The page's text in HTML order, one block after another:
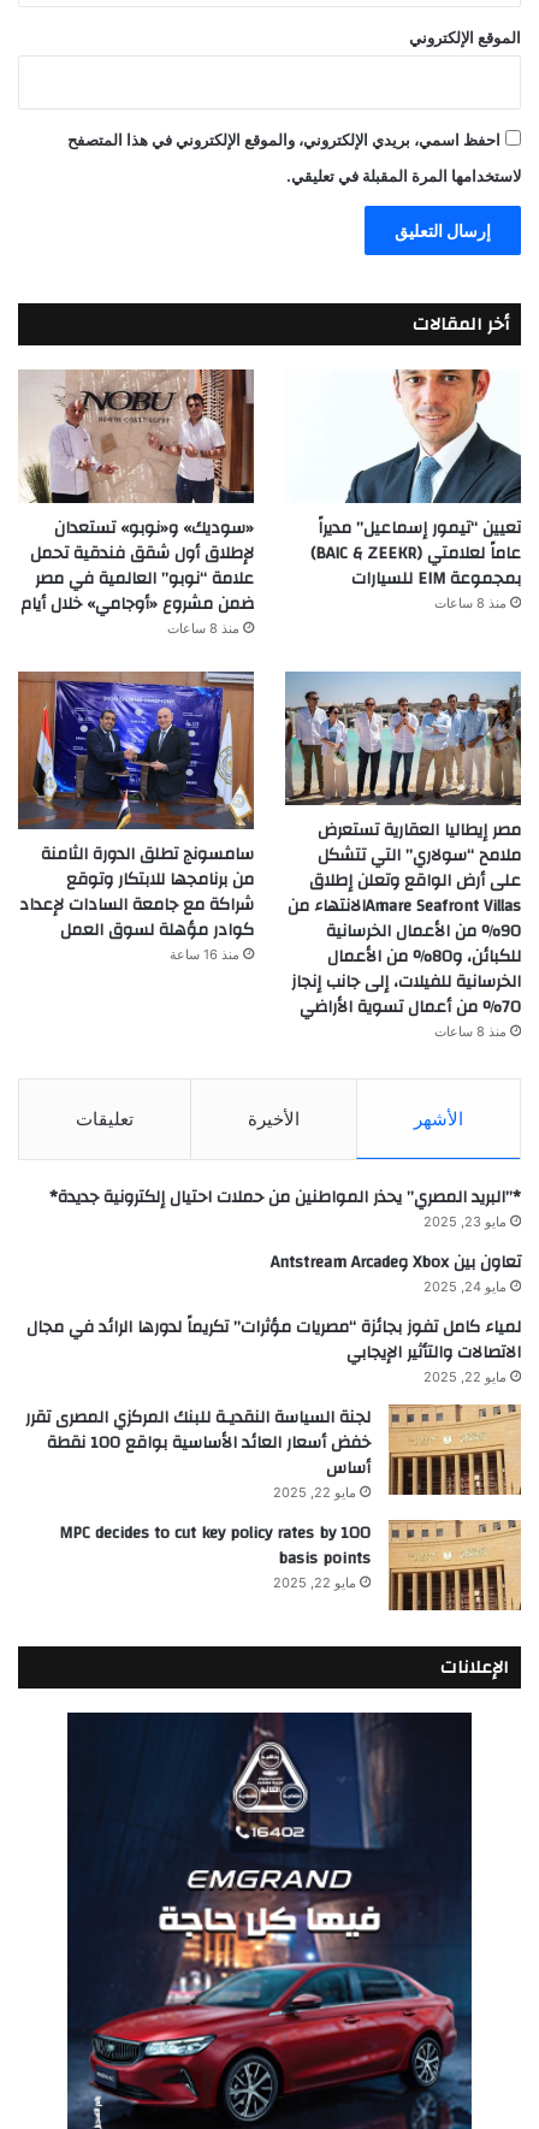
الموقع الإلكتروني
احفظ اسمي، بريدي الإلكتروني، والموقع الإلكتروني في هذا المتصفح
لاستخدامها المرة المقبلة في تعليقي.
أخر المقالات
تعيين “تيمور إسماعيل” مديراً
عاماً لعلامتي (BAIC & ZEEKR)
بمجموعة EIM للسيارات
منذ 8 ساعات
«سوديك» و«نوبو» تستعدان
لإطلاق أول شقق فندقية تحمل
علامة “نوبو” العالمية في مصر
ضمن مشروع «أوجامي» خلال أيام
منذ 8 ساعات
مصر إيطاليا العقارية تستعرض
ملامح “سولاري” التي تتشكل
على أرض الواقع وتعلن إطلاق
Amare Seafront Villasالانتهاء من
90% من الأعمال الخرسانية
للكبائن، و80% من الأعمال
الخرسانية للفيلات، إلى جانب إنجاز
70% من أعمال تسوية الأراضي
منذ 8 ساعات
سامسونج تطلق الدورة الثامنة
من برنامجها للابتكار وتوقع
شراكة مع جامعة السادات لإعداد
كوادر مؤهلة لسوق العمل
منذ 16 ساعة
الأشهر الأخيرة تعليقات
*”البريد المصري” يحذر المواطنين من حملات احتيال إلكترونية جديدة*
مايو 23, 2025
تعاون بين Xbox وAntstream Arcade
مايو 24, 2025
لمياء كامل تفوز بجائزة “مصريات مؤثرات” تكريماً لدورها الرائد في مجال
الاتصالات والتأثير الإيجابي
مايو 22, 2025
لجنة السياسة النقديـة للبنك المركزي المصرى تقرر
خفض أسعار العائد الأساسية بواقع 100 نقطة
أساس
مايو 22, 2025
MPC decides to cut key policy rates by 100
basis points
مايو 22, 2025
الإعلانات